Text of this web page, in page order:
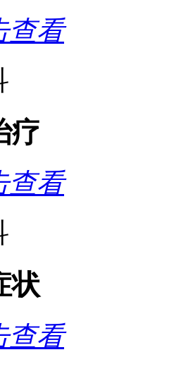
查看
疗
查看
状
查看